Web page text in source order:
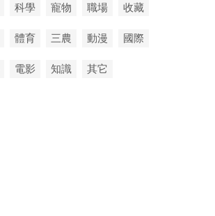
科學 寵物 職場 收藏
體育 三農 動漫 國際
電影 知識 其它